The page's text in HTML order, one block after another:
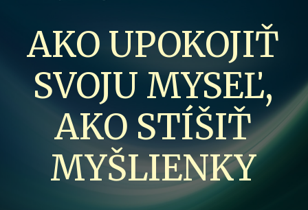
AKO UPOKOJIŤ
SVOJU MYSEĽ,
AKO STÍŠIŤ
MYŠLIENKY